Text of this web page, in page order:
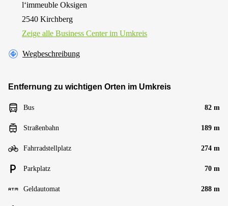
l‘immeuble Oksigen
2540 Kirchberg
Zeige alle Business Center im Umkreis
Wegbeschreibung
Entfernung zu wichtigen Orten im Umkreis
Bus 82 m
Straßenbahn 189 m
Fahrradstellplatz 274 m
Parkplatz 70 m
Geldautomat 288 m